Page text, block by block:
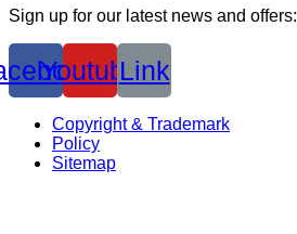
Sign up for our latest news and offers:
YoutubeLink
Copyright & Trademark
Policy
Sitemap